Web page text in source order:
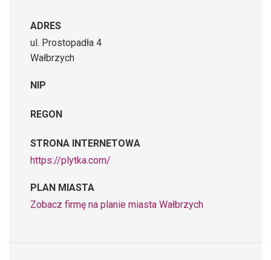
ADRES
ul. Prostopadła 4
Wałbrzych
NIP
REGON
STRONA INTERNETOWA
https://plytka.com/
PLAN MIASTA
Zobacz firmę na planie miasta Wałbrzych